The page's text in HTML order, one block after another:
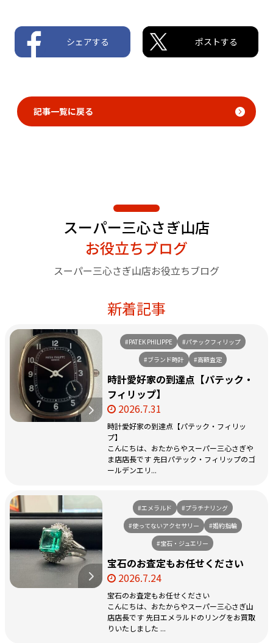
シェアする ポストする
記事一覧に戻る
スーパー三心さぎ山店
お役立ちブログ
スーパー三心さぎ山店お役立ちブログ
新着記事
#PATEK PHILIPPE
#パテックフィリップ
#ブランド時計
#高額査定
時計愛好家の到達点【パテック・
フィリップ】
2026.7.31
時計愛好家の到達点【パテック・フィリッ
プ】
こんにちは、おたからやスーパー三心さぎや
ま店店長です 先日パテック・フィリップのゴ
ールデンエリ...
#エメラルド
#プラチナリング
#使ってないアクセサリー
#婚約指輪
#宝石・ジュエリー
宝石のお査定もお任せください
2026.7.24
宝石のお査定もお任せください
こんにちは、おたからやスーパー三心さぎ山
店店長です 先日エメラルドのリングをお買取
りいたしました ...